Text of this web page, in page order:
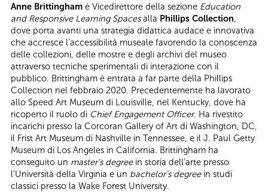
Anne Brittingham è Vicedirettore della sezione Education
and Responsive Learning Spacesalla Phillips Collection,
dove porta avanti una strategia didattica audace e innovativa
che accresce l’accessibilità museale favorendo la conoscenza
delle collezioni, delle mostre e degli archivi del museo
attraverso tecniche sperimentali di interazione con il
pubblico. Brittingham è entrata a far parte della Phillips
Collection nel febbraio 2020. Precedentemente ha lavorato
allo Speed Art Museum di Louisville, nel Kentucky, dove ha
ricoperto il ruolo di Chief Engagement Officer. Ha rivestito
incarichi presso la Corcoran Gallery of Art di Washington, DC,
il Frist Art Museum di Nashville in Tennessee, e il J. Paul Getty
Museum di Los Angeles in California. Brittingham ha
conseguito un master’s degreein storia dell'arte presso
l'Università della Virginia e un bachelor’s degreein studi
classici presso la Wake Forest University.